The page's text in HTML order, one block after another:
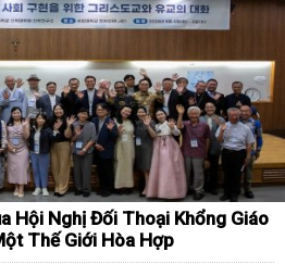
Hội Nghị Đối Thoại Khổng Giáo
Thế Giới Hòa Hợp